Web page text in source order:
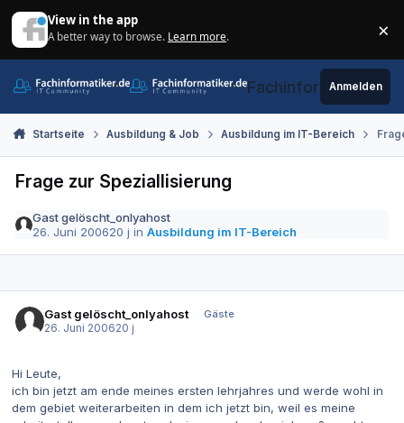
View in the app
A better way to browse. Learn more. ×
Fachinformatiker.de
Anmelden
Startseite Ausbildung & Job Ausbildung im IT-Bereich
Frage zur Speziallisierung
Gast gelöscht_onlyahost
26. Juni 200620 j inAusbildung im IT-Bereich
Gast gelöscht_onlyahost
Gäste
26. Juni 200620 j
Hi Leute,
ich bin jetzt am ende meines ersten lehrjahres und werde wohl in
dem gebiet weiterarbeiten in dem ich jetzt bin, weil es meine